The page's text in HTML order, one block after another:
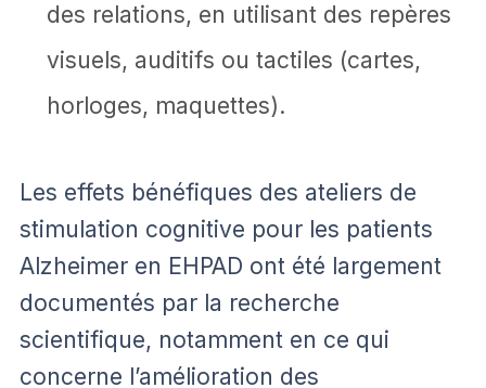
des relations, en utilisant des repères
visuels, auditifs ou tactiles (cartes,
horloges, maquettes).
Les effets bénéfiques des ateliers de
stimulation cognitive pour les patients
Alzheimer en EHPAD ont été largement
documentés par la recherche
scientifique, notamment en ce qui
concerne l’amélioration des